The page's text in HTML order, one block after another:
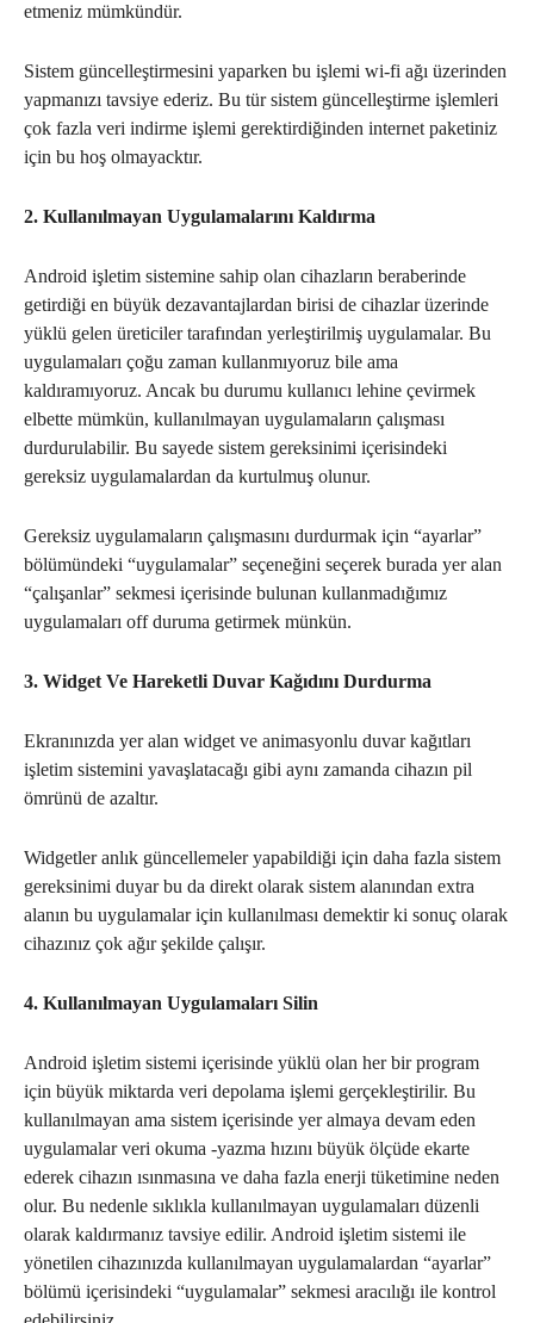
etmeniz mümkündür.
Sistem güncelleştirmesini yaparken bu işlemi wi-fi ağı üzerinden
yapmanızı tavsiye ederiz. Bu tür sistem güncelleştirme işlemleri
çok fazla veri indirme işlemi gerektirdiğinden internet paketiniz
için bu hoş olmayacktır.
2. Kullanılmayan Uygulamalarını Kaldırma
Android işletim sistemine sahip olan cihazların beraberinde
getirdiği en büyük dezavantajlardan birisi de cihazlar üzerinde
yüklü gelen üreticiler tarafından yerleştirilmiş uygulamalar. Bu
uygulamaları çoğu zaman kullanmıyoruz bile ama
kaldıramıyoruz. Ancak bu durumu kullanıcı lehine çevirmek
elbette mümkün, kullanılmayan uygulamaların çalışması
durdurulabilir. Bu sayede sistem gereksinimi içerisindeki
gereksiz uygulamalardan da kurtulmuş olunur.
Gereksiz uygulamaların çalışmasını durdurmak için “ayarlar”
bölümündeki “uygulamalar” seçeneğini seçerek burada yer alan
“çalışanlar” sekmesi içerisinde bulunan kullanmadığımız
uygulamaları off duruma getirmek münkün.
3. Widget Ve Hareketli Duvar Kağıdını Durdurma
Ekranınızda yer alan widget ve animasyonlu duvar kağıtları
işletim sistemini yavaşlatacağı gibi aynı zamanda cihazın pil
ömrünü de azaltır.
Widgetler anlık güncellemeler yapabildiği için daha fazla sistem
gereksinimi duyar bu da direkt olarak sistem alanından extra
alanın bu uygulamalar için kullanılması demektir ki sonuç olarak
cihazınız çok ağır şekilde çalışır.
4. Kullanılmayan Uygulamaları Silin
Android işletim sistemi içerisinde yüklü olan her bir program
için büyük miktarda veri depolama işlemi gerçekleştirilir. Bu
kullanılmayan ama sistem içerisinde yer almaya devam eden
uygulamalar veri okuma -yazma hızını büyük ölçüde ekarte
ederek cihazın ısınmasına ve daha fazla enerji tüketimine neden
olur. Bu nedenle sıklıkla kullanılmayan uygulamaları düzenli
olarak kaldırmanız tavsiye edilir. Android işletim sistemi ile
yönetilen cihazınızda kullanılmayan uygulamalardan “ayarlar”
bölümü içerisindeki “uygulamalar” sekmesi aracılığı ile kontrol